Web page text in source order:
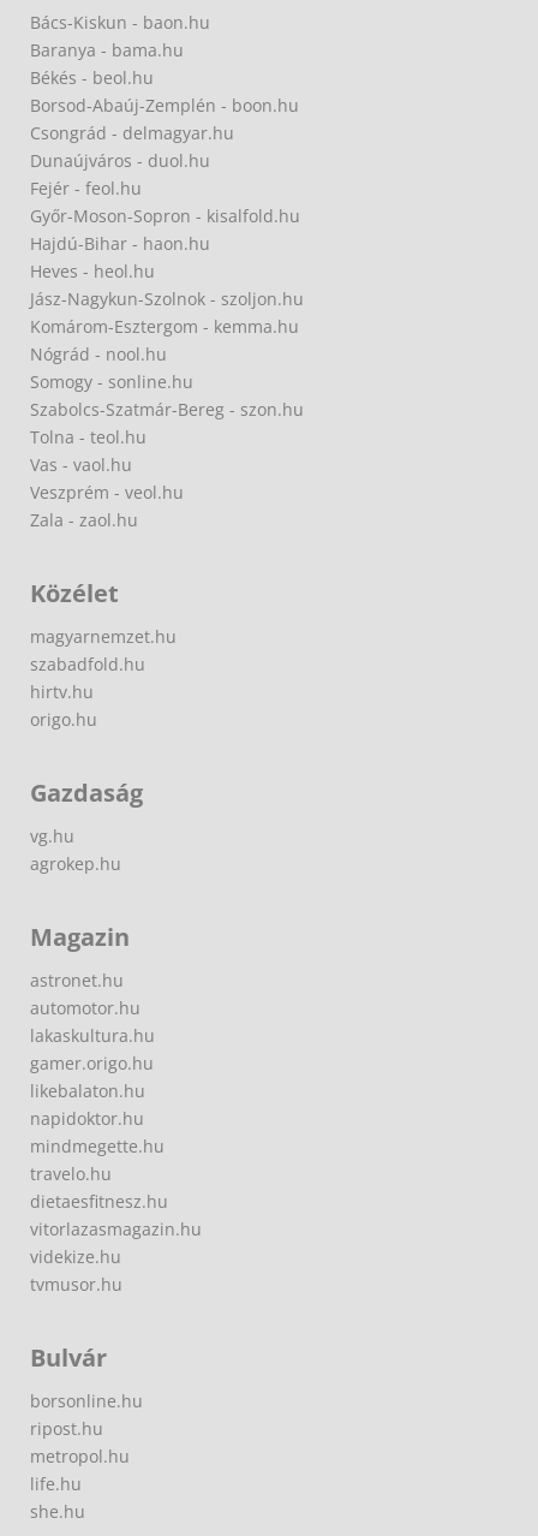
Bács-Kiskun - baon.hu
Baranya - bama.hu
Békés - beol.hu
Borsod-Abaúj-Zemplén - boon.hu
Csongrád - delmagyar.hu
Dunaújváros - duol.hu
Fejér - feol.hu
Győr-Moson-Sopron - kisalfold.hu
Hajdú-Bihar - haon.hu
Heves - heol.hu
Jász-Nagykun-Szolnok - szoljon.hu
Komárom-Esztergom - kemma.hu
Nógrád - nool.hu
Somogy - sonline.hu
Szabolcs-Szatmár-Bereg - szon.hu
Tolna - teol.hu
Vas - vaol.hu
Veszprém - veol.hu
Zala - zaol.hu
Közélet
magyarnemzet.hu
szabadfold.hu
hirtv.hu
origo.hu
Gazdaság
vg.hu
agrokep.hu
Magazin
astronet.hu
automotor.hu
lakaskultura.hu
gamer.origo.hu
likebalaton.hu
napidoktor.hu
mindmegette.hu
travelo.hu
dietaesfitnesz.hu
vitorlazasmagazin.hu
videkize.hu
tvmusor.hu
Bulvár
borsonline.hu
ripost.hu
metropol.hu
life.hu
she.hu